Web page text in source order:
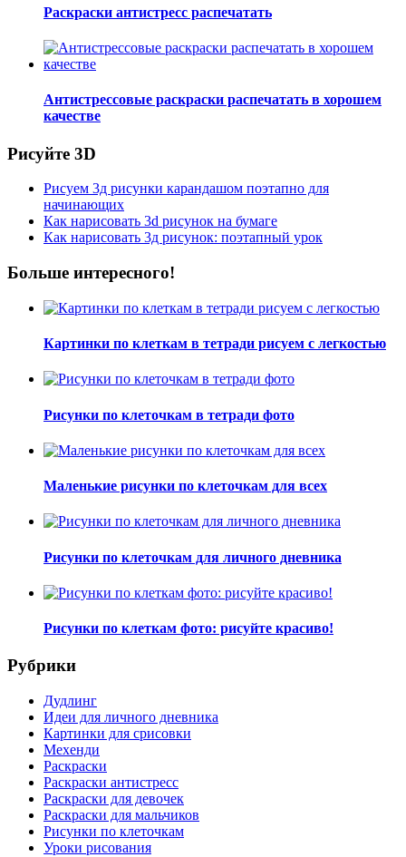
Раскраски антистресс распечатать
Антистрессовые раскраски распечатать в хорошем
качестве
Рисуйте 3D
Рисуем 3д рисунки карандашом поэтапно для
начинающих
Как нарисовать 3d рисунок на бумаге
Как нарисовать 3д рисунок: поэтапный урок
Больше интересного!
Картинки по клеткам в тетради рисуем с легкостью
Рисунки по клеточкам в тетради фото
Маленькие рисунки по клеточкам для всех
Рисунки по клеточкам для личного дневника
Рисунки по клеткам фото: рисуйте красиво!
Рубрики
Дудлинг
Идеи для личного дневника
Картинки для срисовки
Мехенди
Раскраски
Раскраски антистресс
Раскраски для девочек
Раскраски для мальчиков
Рисунки по клеточкам
Уроки рисования